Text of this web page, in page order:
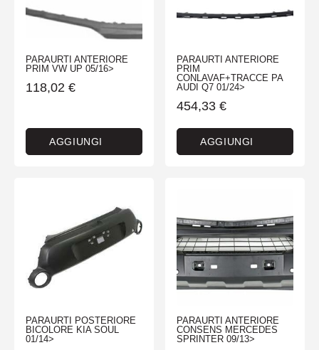
PARAURTI ANTERIORE
PRIM VW UP 05/16>
118,02 €
AGGIUNGI
PARAURTI ANTERIORE
PRIM
CONLAVAF+TRACCE PA
AUDI Q7 01/24>
454,33 €
AGGIUNGI
PARAURTI POSTERIORE
BICOLORE KIA SOUL
01/14>
PARAURTI ANTERIORE
CONSENS MERCEDES
SPRINTER 09/13>